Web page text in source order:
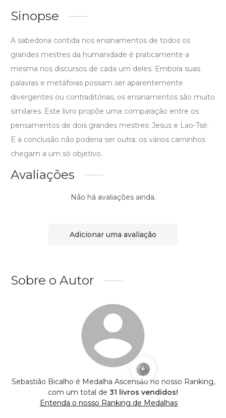
Sinopse
A sabedoria contida nos ensinamentos de todos os
grandes mestres da humanidade é praticamente a
mesma nos discursos de cada um deles. Embora suas
palavras e metáforas possam ser aparentemente
divergentes ou contraditórias, os ensinamentos são muito
similares. Este livro propõe uma comparação entre os
pensamentos de dois grandes mestres: Jesus e Lao-Tsé.
E a conclusão não poderia ser outra: os vários caminhos
chegam a um só objetivo.
Avaliações
Não há avaliações ainda.
Adicionar uma avaliação
Sobre o Autor
Sebastião Bicalho é Medalha Ascensão no nosso Ranking,
com um total de 31 livros vendidos!
Entenda o nosso Ranking de Medalhas